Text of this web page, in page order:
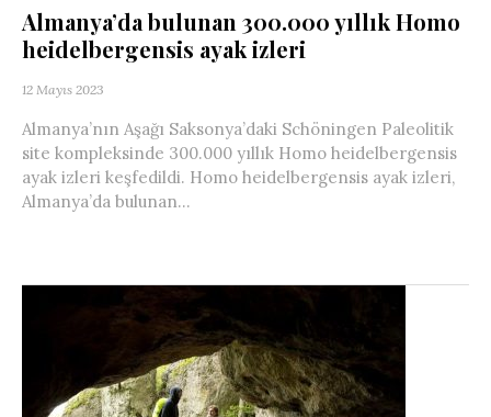
Almanya’da bulunan 300.000 yıllık Homo
heidelbergensis ayak izleri
12 Mayıs 2023
Almanya’nın Aşağı Saksonya’daki Schöningen Paleolitik
site kompleksinde 300.000 yıllık Homo heidelbergensis
ayak izleri keşfedildi. Homo heidelbergensis ayak izleri,
Almanya’da bulunan...